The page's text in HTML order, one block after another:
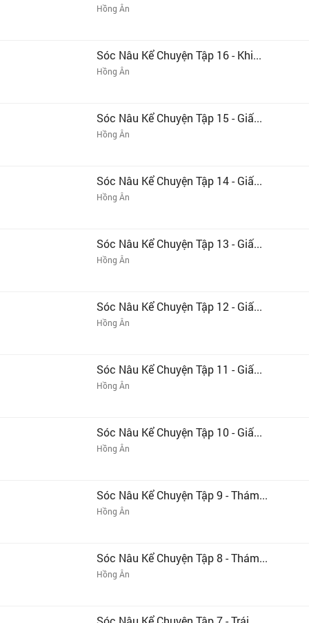
Hồng Ân
Sóc Nâu Kể Chuyện Tập 16 - Khi...
Hồng Ân
Sóc Nâu Kể Chuyện Tập 15 - Giấ...
Hồng Ân
Sóc Nâu Kể Chuyện Tập 14 - Giấ...
Hồng Ân
Sóc Nâu Kể Chuyện Tập 13 - Giấ...
Hồng Ân
Sóc Nâu Kể Chuyện Tập 12 - Giấ...
Hồng Ân
Sóc Nâu Kể Chuyện Tập 11 - Giấ...
Hồng Ân
Sóc Nâu Kể Chuyện Tập 10 - Giấ...
Hồng Ân
Sóc Nâu Kể Chuyện Tập 9 - Thám...
Hồng Ân
Sóc Nâu Kể Chuyện Tập 8 - Thám...
Hồng Ân